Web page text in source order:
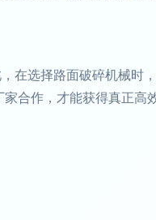
在选择路面破碎机械时
合作，才能获得真正高